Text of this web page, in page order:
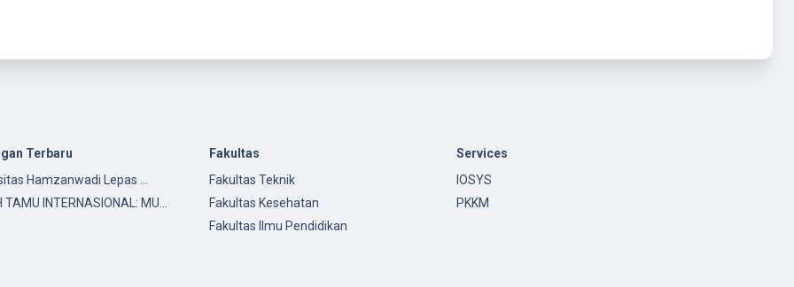
Terbaru
Hamzanwadi Lepas …
TAMU INTERNASIONAL: MU…
Fakultas
Fakultas Teknik
Fakultas Kesehatan
Fakultas Ilmu Pendidikan
Services
IOSYS
PKKM